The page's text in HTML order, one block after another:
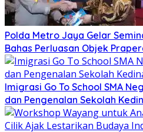
Polda Metro Jaya Gelar
Bahas Perluasan Objek
Imigrasi Go To School SMA
dan Pengenalan Sekolah